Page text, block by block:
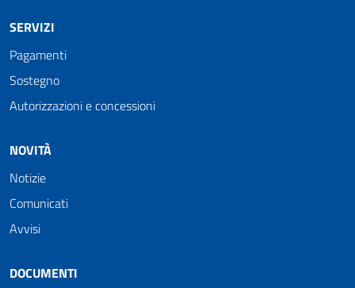
SERVIZI
Pagamenti
Sostegno
Autorizzazioni e concessioni
NOVITÀ
Notizie
Comunicati
Avvisi
DOCUMENTI